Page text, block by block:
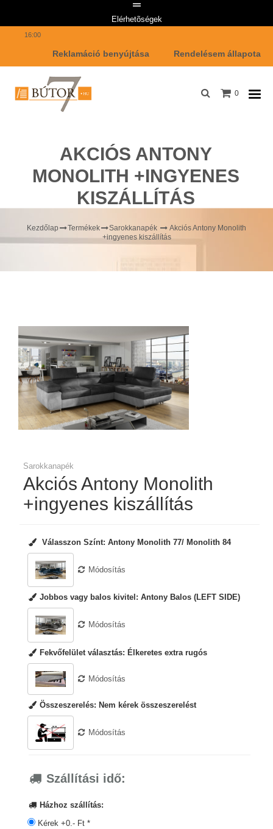
Elérhetõségek
16:00
Rendelésem állapota
Reklamáció benyújtása
0
AKCIÓS ANTONY
MONOLITH +INGYENES
KISZÁLLÍTÁS
Kezdőlap Termékek Sarokkanapék
Akciós Antony Monolith
+ingyenes kiszállítás
Sarokkanapék
Akciós Antony Monolith
+ingyenes kiszállítás
Válasszon Színt:Antony Monolith 77/ Monolith 84
Módosítás
Jobbos vagy balos kivitel:Antony Balos (LEFT SIDE)
Módosítás
Fekvőfelület választás: Élkeretes extra rugós
Módosítás
Összeszerelés: Nem kérek összeszerelést
Módosítás
Szállítási idő:
Házhoz szállítás:
Kérek +0.- Ft *